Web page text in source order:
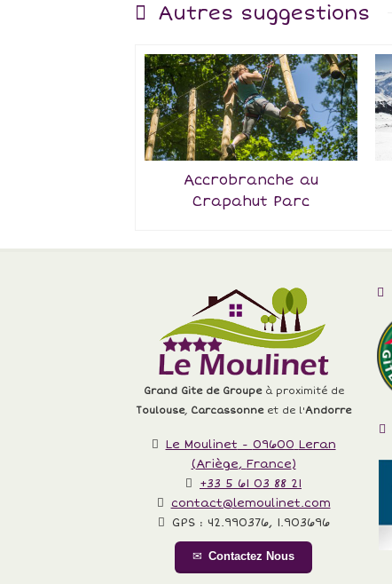
Autres suggestions
Accrobranche au
Crapahut Parc
Grand Gite de Groupeà proximité de
Toulouse, Carcassonneet de l'Andorre
Le Moulinet - 09600 Leran
(Ariège, France)
+33 5 61 03 88 21
contact@lemoulinet.com
GPS : 42.990376, 1.903696
Contactez Nous